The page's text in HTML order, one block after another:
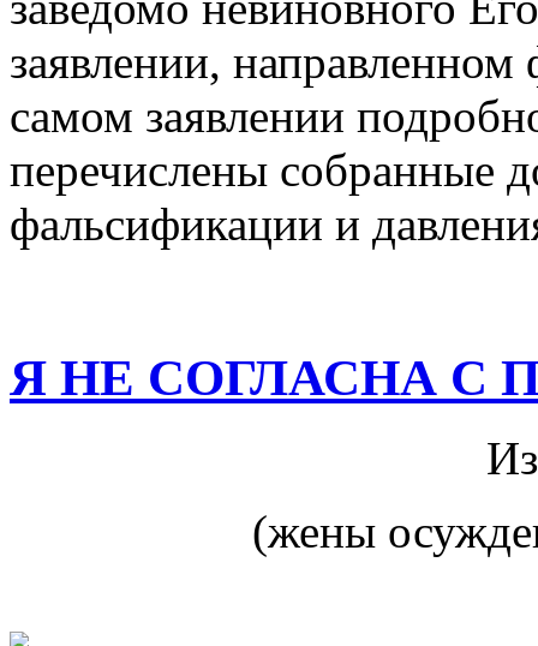
заявлении,
самом заявлении
перечислены собранные
фальсификации и
Я НЕ СОГЛАСНА С
(жены